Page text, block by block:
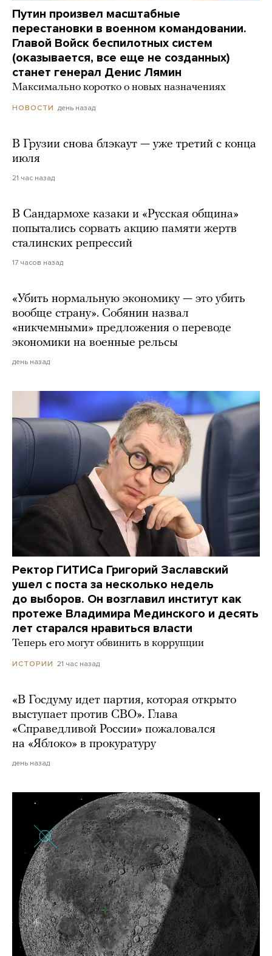
Путин произвел масштабные
перестановки в военном командовании.
Главой Войск беспилотных систем
(оказывается, все еще не созданных)
станет генерал Денис Лямин
Максимально коротко о новых назначениях
НОВОСТИ день назад
В Грузии снова блэкаут — уже третий с конца
июля
21 час назад
В Сандармохе казаки и «Русская община»
попытались сорвать акцию памяти жертв
сталинских репрессий
17 часов назад
«Убить нормальную экономику — это убить
вообще страну». Собянин назвал
«никчемными» предложения о переводе
экономики на военные рельсы
день назад
Ректор ГИТИСа Григорий Заславский
ушел с поста за несколько недель
до выборов. Он возглавил институт как
протеже Владимира Мединского и десять
лет старался нравиться власти
Теперь его могут обвинить в коррупции
ИСТОРИИ 21 час назад
«В Госдуму идет партия, которая открыто
выступает против СВО». Глава
«Справедливой России» пожаловался
на «Яблоко» в прокуратуру
день назад